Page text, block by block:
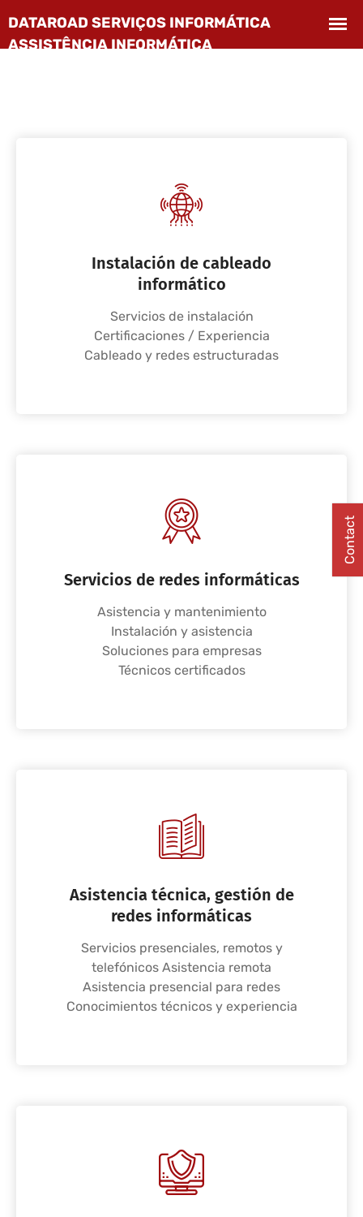
Instalación de cableado
informático
Servicios de instalación
Certificaciones / Experiencia
Cableado y redes estructuradas
Servicios de redes informáticas
Asistencia y mantenimiento
Instalación y asistencia
Soluciones para empresas
Técnicos certificados
Asistencia técnica, gestión de
redes informáticas
Servicios presenciales, remotos y
telefónicos Asistencia remota
Asistencia presencial para redes
Conocimientos técnicos y experiencia
Contact